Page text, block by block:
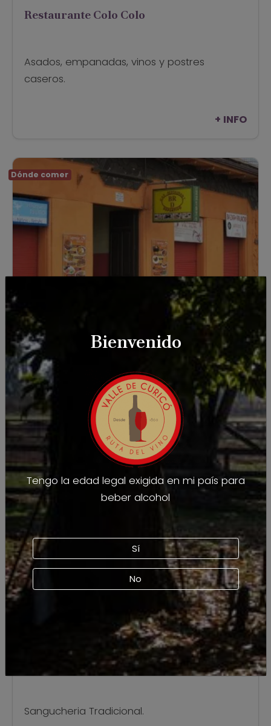
Bienvenido
Tengo la edad legal exigida en mi país para
beber alcohol
Sí
No
Restaurante Colo Colo
Asados, empanadas, vinos y postres
caseros.
+ INFO
Dónde comer
Bar Restaurant Deportivo
Parrilladas, cazuelas, plateadas y más.
+ INFO
Dónde comer
Fuente Curicana
Sangucheria Tradicional.